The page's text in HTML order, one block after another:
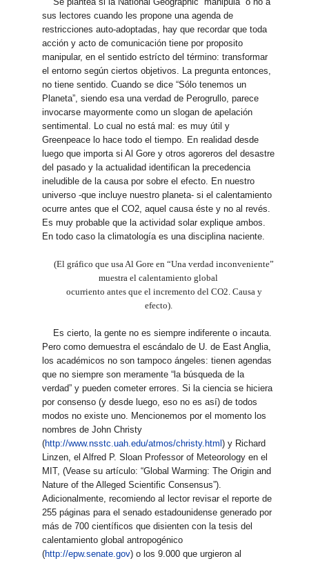
sus lectores cuando les propone una agenda de
restricciones auto-adoptadas, hay que recordar que toda
acción y acto de comunicación tiene por proposito
manipular, en el sentido estrícto del término: transformar
el entorno según ciertos objetivos. La pregunta entonces,
no tiene sentido. Cuando se dice “Sólo tenemos un
Planeta”, siendo esa una verdad de Perogrullo, parece
invocarse mayormente como un slogan de apelación
sentimental. Lo cual no está mal: es muy útil y
Greenpeace lo hace todo el tiempo. En realidad desde
luego que importa si Al Gore y otros agoreros del desastre
del pasado y la actualidad identifican la precedencia
ineludible de la causa por sobre el efecto. En nuestro
universo -que incluye nuestro planeta- si el calentamiento
ocurre antes que el CO2, aquel causa éste y no al revés.
Es muy probable que la actividad solar explique ambos.
En todo caso la climatología es una disciplina naciente.
(El gráfico que usa Al Gore en “Una verdad inconveniente”
muestra el calentamiento global
ocurriento antes que el incremento del CO2. Causa y
efecto).
Es cierto, la gente no es siempre indiferente o incauta.
Pero como demuestra el escándalo de U. de East Anglia,
los académicos no son tampoco ángeles: tienen agendas
que no siempre son meramente “la búsqueda de la
verdad” y pueden cometer errores. Si la ciencia se hiciera
por consenso (y desde luego, eso no es así) de todos
modos no existe uno. Mencionemos por el momento los
nombres de John Christy
(http://www.nsstc.uah.edu/atmos/christy.html) y Richard
Linzen, el Alfred P. Sloan Professor of Meteorology en el
MIT, (Vease su artículo: “Global Warming: The Origin and
Nature of the Alleged Scientific Consensus”).
Adicionalmente, recomiendo al lector revisar el reporte de
255 páginas para el senado estadounidense generado por
más de 700 científicos que disienten con la tesis del
calentamiento global antropogénico
(http://epw.senate.gov) o los 9.000 que urgieron al